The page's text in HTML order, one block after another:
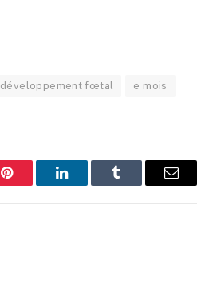
développement fœtal e mois
Pinterest LinkedInTumblr
E-